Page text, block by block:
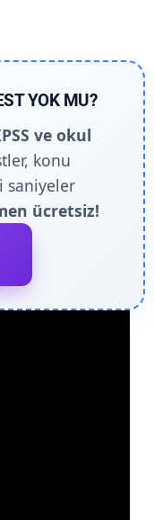
YOK MU?
ve okul
konu
saniyeler
ücretsiz!